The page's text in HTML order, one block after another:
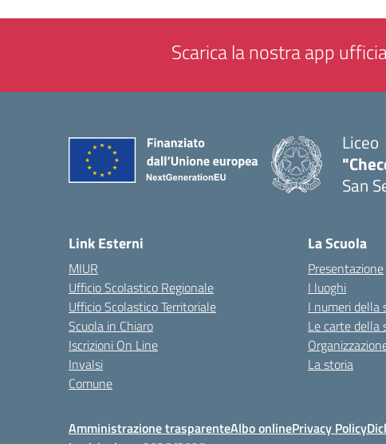
Scarica la nostra app
Liceo
San
Link Esterni
MIUR
Ufficio Scolastico Regionale
Ufficio Scolastico Territoriale
Scuola in Chiaro
Iscrizioni On Line
Invalsi
Comune
La Scuola
Presentazione
I luoghi
I numeri della
Le carte della
La storia
Amministrazione trasparenteAlbo onlinePrivacy Policy